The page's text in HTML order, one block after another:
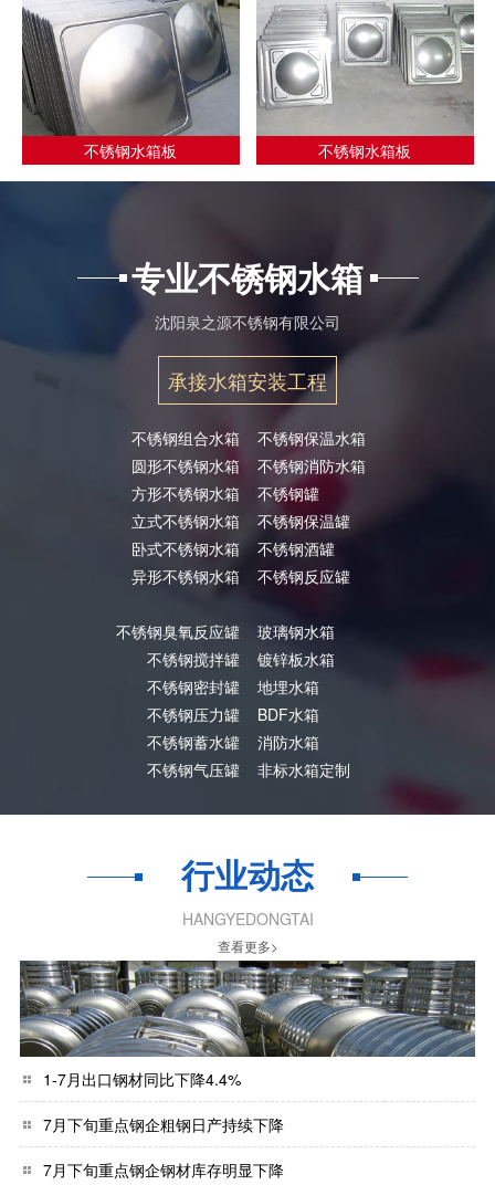
不锈钢水箱板 不锈钢水箱板
专业不锈钢水箱
沈阳泉之源不锈钢有限公司
承接水箱安装工程
不锈钢组合水箱
圆形不锈钢水箱
方形不锈钢水箱
立式不锈钢水箱
卧式不锈钢水箱
异形不锈钢水箱
不锈钢臭氧反应罐
不锈钢搅拌罐
不锈钢密封罐
不锈钢压力罐
不锈钢蓄水罐
不锈钢气压罐
不锈钢保温水箱
不锈钢消防水箱
不锈钢罐
不锈钢保温罐
不锈钢酒罐
不锈钢反应罐
玻璃钢水箱
镀锌板水箱
地埋水箱
BDF水箱
消防水箱
非标水箱定制
行业动态
HANGYEDONGTAI
查看更多>
1-7月出口钢材同比下降4.4%
7月下旬重点钢企粗钢日产持续下降
7月下旬重点钢企钢材库存明显下降